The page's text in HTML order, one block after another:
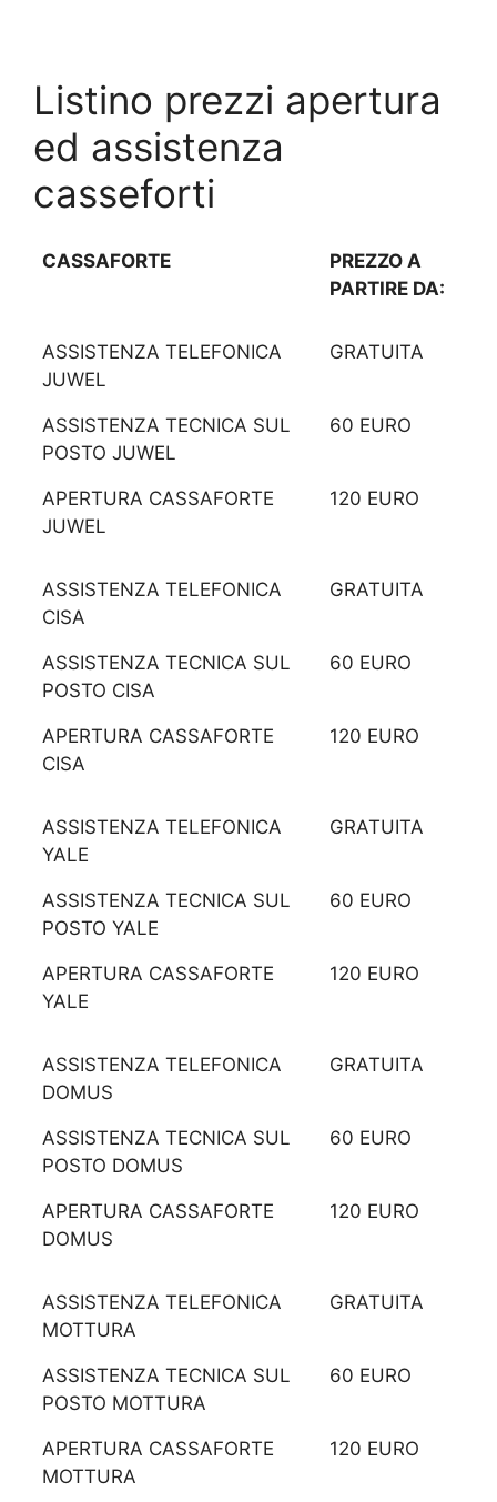
Listino prezzi apertura
ed assistenza
casseforti
CASSAFORTE
PREZZO A
PARTIRE DA:
ASSISTENZA TELEFONICA
JUWEL
GRATUITA
ASSISTENZA TECNICA SUL
POSTO JUWEL
60 EURO
APERTURA CASSAFORTE
JUWEL
120 EURO
ASSISTENZA TELEFONICA
CISA
GRATUITA
ASSISTENZA TECNICA SUL
POSTO CISA
60 EURO
APERTURA CASSAFORTE
CISA
120 EURO
ASSISTENZA TELEFONICA
YALE
GRATUITA
ASSISTENZA TECNICA SUL
POSTO YALE
60 EURO
APERTURA CASSAFORTE
YALE
120 EURO
ASSISTENZA TELEFONICA
DOMUS
GRATUITA
ASSISTENZA TECNICA SUL
POSTO DOMUS
60 EURO
APERTURA CASSAFORTE
DOMUS
120 EURO
ASSISTENZA TELEFONICA
MOTTURA
GRATUITA
ASSISTENZA TECNICA SUL
POSTO MOTTURA
60 EURO
APERTURA CASSAFORTE
MOTTURA
120 EURO